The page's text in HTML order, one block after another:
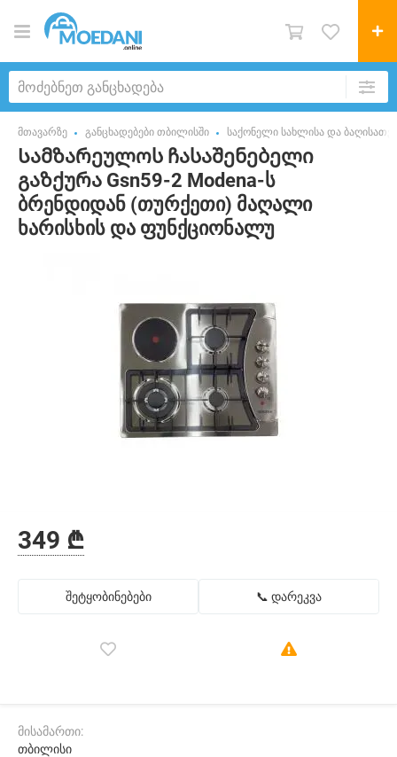
მთავარზე განცხადებები თბილისში საქონელი სახლისა და
Სამზარეულოს ჩასაშენებელი
გაზქურა Gsn59-2 Modena-ს
ბრენდიდან (თურქეთი) მაღალი
ხარისხის და ფუნქციონალუ
349 ₾
შეტყობინებები 📞 დარეკვა
მისამართი:
თბილისი